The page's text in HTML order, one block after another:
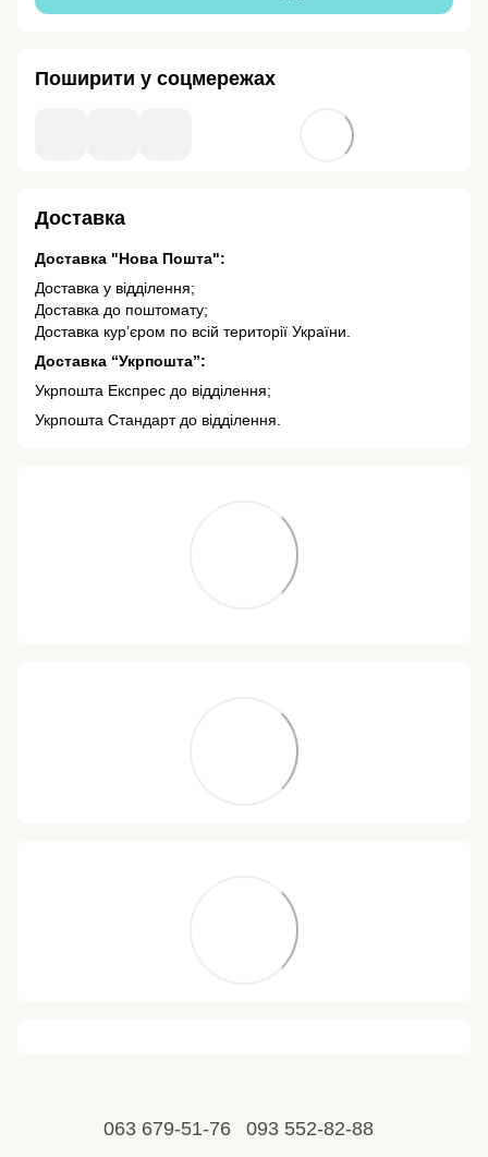
Поширити у соцмережах
Доставка
Доставка "Нова Пошта":
Доставка у відділення;
Доставка до поштомату;
Доставка кур’єром по всій території України.
Доставка “Укрпошта”:
Укрпошта Експрес до відділення;
Укрпошта Стандарт до відділення.
063 679-51-76 093 552-82-88